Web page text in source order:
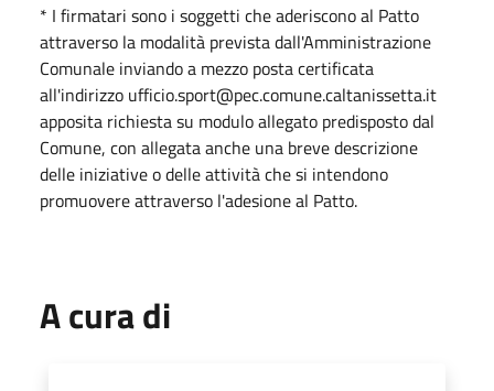
* I firmatari sono i soggetti che aderiscono al Patto
attraverso la modalità prevista dall'Amministrazione
Comunale inviando a mezzo posta certificata
all'indirizzo ufficio.sport@pec.comune.caltanissetta.it
apposita richiesta su modulo allegato predisposto dal
Comune, con allegata anche una breve descrizione
delle iniziative o delle attività che si intendono
promuovere attraverso l'adesione al Patto.
A cura di